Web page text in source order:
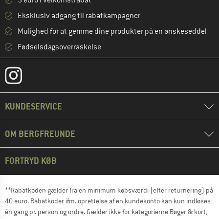
Eksklusiv adgang til rabatkampagner
Mulighed for at gemme dine produkter på en ønskeseddel
Fødselsdagsoverraskelse
KUNDESERVICE
OM BERGFREUNDE
FORTRYD KØB
**Rabatkoden gælder fra en minimum købsværdi (efter returnering) på
40 euro. Rabatkoder ifm. oprettelse af en kundekonto kan kun indløses
én gang pr. person og ordre. Gælder ikke for kategorierne Bøger & kort,